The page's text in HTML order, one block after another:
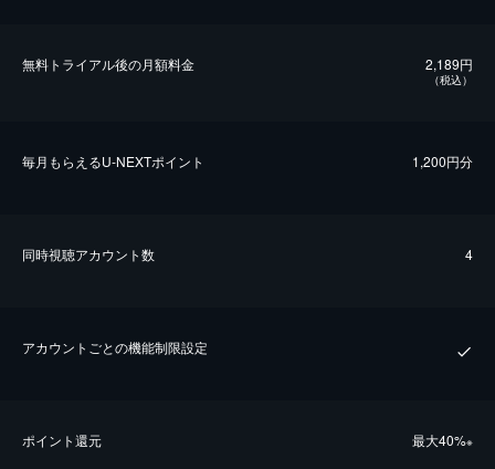
無料トライアル後の⽉額料金 2,189円
（税込）
毎⽉もらえるU-NEXTポイント 1,200円分
同時視聴アカウント数 4
アカウントごとの機能制限設定
ポイント還元 最⼤40%※